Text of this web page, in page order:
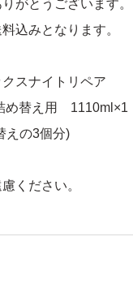
がとうございます。
込みとなります。
スナイトリペア
め替え用 1110ml×1
えの3個分)
ください。
包装でいたします。